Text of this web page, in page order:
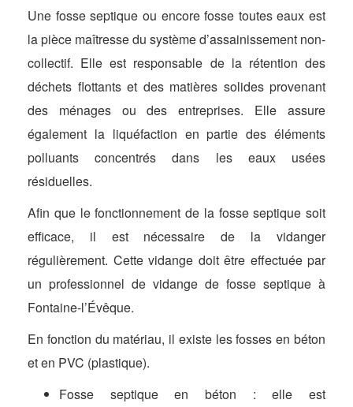
Une fosse septique ou encore fosse toutes eaux est
la pièce maîtresse du système d’assainissement non-
collectif. Elle est responsable de la rétention des
déchets flottants et des matières solides provenant
des ménages ou des entreprises. Elle assure
également la liquéfaction en partie des éléments
polluants concentrés dans les eaux usées
résiduelles.
Afin que le fonctionnement de la fosse septique soit
efficace, il est nécessaire de la vidanger
régulièrement. Cette vidange doit être effectuée par
un professionnel de vidange de fosse septique à
Fontaine-l’Évêque.
En fonction du matériau, il existe les fosses en béton
et en PVC (plastique).
Fosse septique en béton : elle est